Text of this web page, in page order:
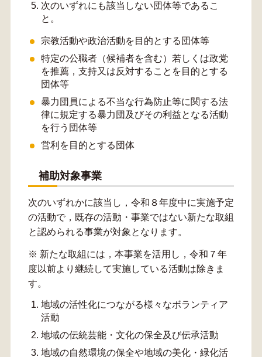
次のいずれにも該当しない団体等であるこ
と。
宗教活動や政治活動を目的とする団体等
特定の公職者（候補者を含む）若しくは政党
を推薦，支持又は反対することを目的とする
団体等
暴力団員による不当な行為防止等に関する法
律に規定する暴力団及びその利益となる活動
を行う団体等
営利を目的とする団体
補助対象事業
次のいずれかに該当し，令和８年度中に実施予定
の活動で，既存の活動・事業ではない新たな取組
と認められる事業が対象となります。
※ 新たな取組には，本事業を活用し，令和７年
度以前より継続して実施している活動は除きま
す。
地域の活性化につながる様々なボランティア
活動
地域の伝統芸能・文化の保全及び伝承活動
地域の自然環境の保全や地域の美化・緑化活